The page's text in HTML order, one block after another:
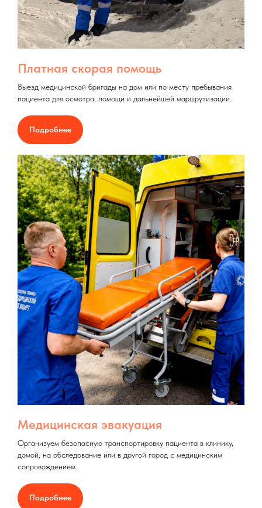
Платная скорая помощь
Выезд медицинской бригады на дом или по месту пребывания
пациента для осмотра, помощи и дальнейшей маршрутизации.
Подробнее
Медицинская эвакуация
Организуем безопасную транспортировку пациента в клинику,
домой, на обследование или в другой город с медицинским
сопровождением.
Подробнее